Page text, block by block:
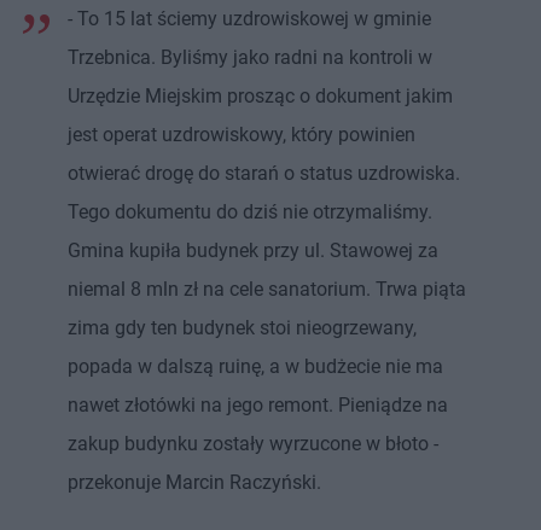
- To 15 lat ściemy uzdrowiskowej w gminie
Trzebnica. Byliśmy jako radni na kontroli w
Urzędzie Miejskim prosząc o dokument jakim
jest operat uzdrowiskowy, który powinien
otwierać drogę do starań o status uzdrowiska.
Tego dokumentu do dziś nie otrzymaliśmy.
Gmina kupiła budynek przy ul. Stawowej za
niemal 8 mln zł na cele sanatorium. Trwa piąta
zima gdy ten budynek stoi nieogrzewany,
popada w dalszą ruinę, a w budżecie nie ma
nawet złotówki na jego remont. Pieniądze na
zakup budynku zostały wyrzucone w błoto -
przekonuje Marcin Raczyński.